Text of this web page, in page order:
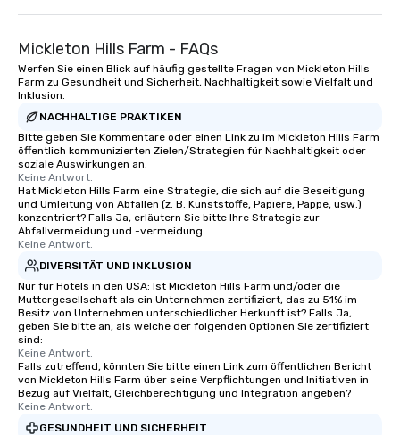
Mickleton Hills Farm - FAQs
Werfen Sie einen Blick auf häufig gestellte Fragen von Mickleton Hills
Farm zu Gesundheit und Sicherheit, Nachhaltigkeit sowie Vielfalt und
Inklusion.
NACHHALTIGE PRAKTIKEN
Bitte geben Sie Kommentare oder einen Link zu im Mickleton Hills Farm
öffentlich kommunizierten Zielen/Strategien für Nachhaltigkeit oder
soziale Auswirkungen an.
Keine Antwort.
Hat Mickleton Hills Farm eine Strategie, die sich auf die Beseitigung
und Umleitung von Abfällen (z. B. Kunststoffe, Papiere, Pappe, usw.)
konzentriert? Falls Ja, erläutern Sie bitte Ihre Strategie zur
Abfallvermeidung und -vermeidung.
Keine Antwort.
DIVERSITÄT UND INKLUSION
Nur für Hotels in den USA: Ist Mickleton Hills Farm und/oder die
Muttergesellschaft als ein Unternehmen zertifiziert, das zu 51% im
Besitz von Unternehmen unterschiedlicher Herkunft ist? Falls Ja,
geben Sie bitte an, als welche der folgenden Optionen Sie zertifiziert
sind:
Keine Antwort.
Falls zutreffend, könnten Sie bitte einen Link zum öffentlichen Bericht
von Mickleton Hills Farm über seine Verpflichtungen und Initiativen in
Bezug auf Vielfalt, Gleichberechtigung und Integration angeben?
Keine Antwort.
GESUNDHEIT UND SICHERHEIT